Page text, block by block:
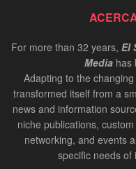
For more than 32 years, El
Media has
Adapting to the
transformed itself from a
news and information
niche publications,
networking, and events
specific needs of